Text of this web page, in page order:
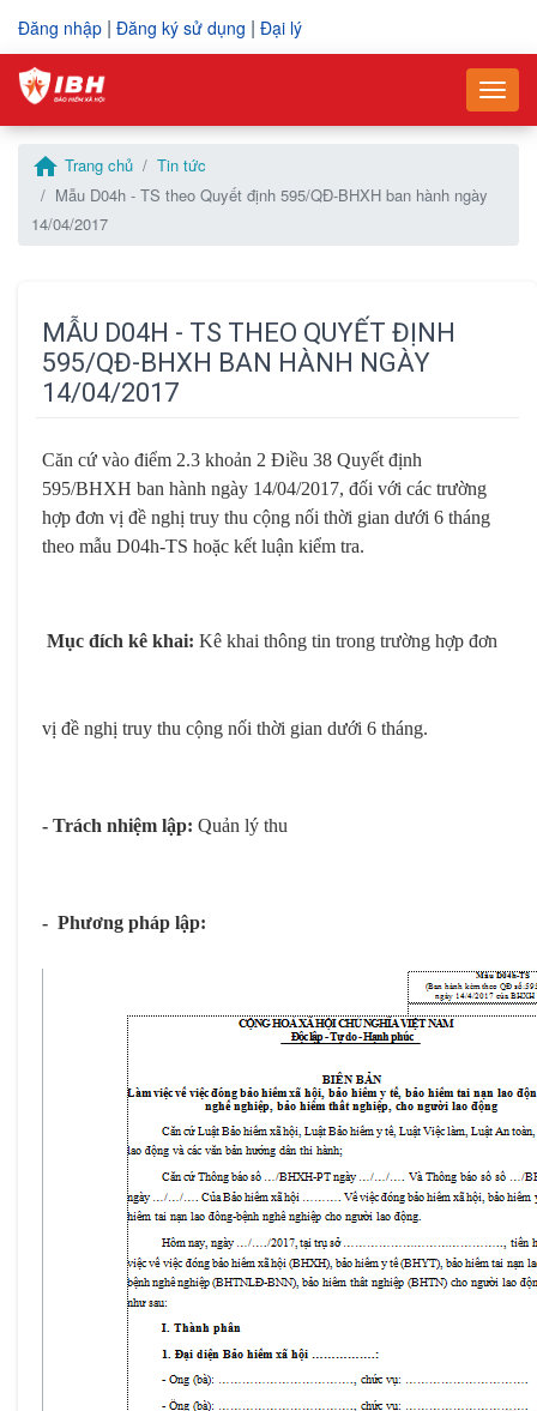
Đăng nhập | Đăng ký sử dụng | Đại lý
home Trang chủ
Tin tức
Mẫu D04h - TS theo Quyết định 595/QĐ-BHXH ban hành ngày
14/04/2017
MẪU D04H - TS THEO QUYẾT ĐỊNH
595/QĐ-BHXH BAN HÀNH NGÀY
14/04/2017
Căn cứ vào điểm 2.3 khoản 2 Điều 38 Quyết định
595/BHXH ban hành ngày 14/04/2017, đối với các trường
hợp đơn vị đề nghị truy thu cộng nối thời gian dưới 6 tháng
theo mẫu D04h-TS hoặc kết luận kiểm tra.
Mục đích kê khai: Kê khai thông tin trong trường hợp đơn
vị đề nghị truy thu cộng nối thời gian dưới 6 tháng.
- Trách nhiệm lập: Quản lý thu
- Phương pháp lập:
–
Vui lòng điền thông tin yêu cầu mua hàng
Mã số thuế
Họ và tên người liên hệ*
Số điện thoại*
Chính sách bảo vệ dữ liệu cá
–
Điền thông tin để gửi yêu cầu hỗ trợ
Mã số thuế
Số điện thoại *
Email*